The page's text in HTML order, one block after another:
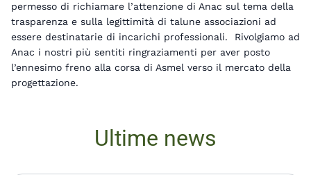
permesso di richiamare l’attenzione di Anac sul tema della
trasparenza e sulla legittimità di talune associazioni ad
essere destinatarie di incarichi professionali. Rivolgiamo ad
Anac i nostri più sentiti ringraziamenti per aver posto
l’ennesimo freno alla corsa di Asmel verso il mercato della
progettazione.
Ultime news